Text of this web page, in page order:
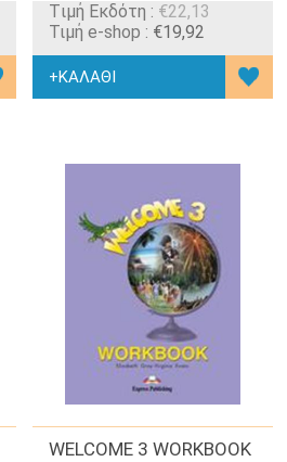
Tιμή Εκδότη : €22,13
Τιμή e-shop : €19,92
WELCOME 3 WORKBOOK